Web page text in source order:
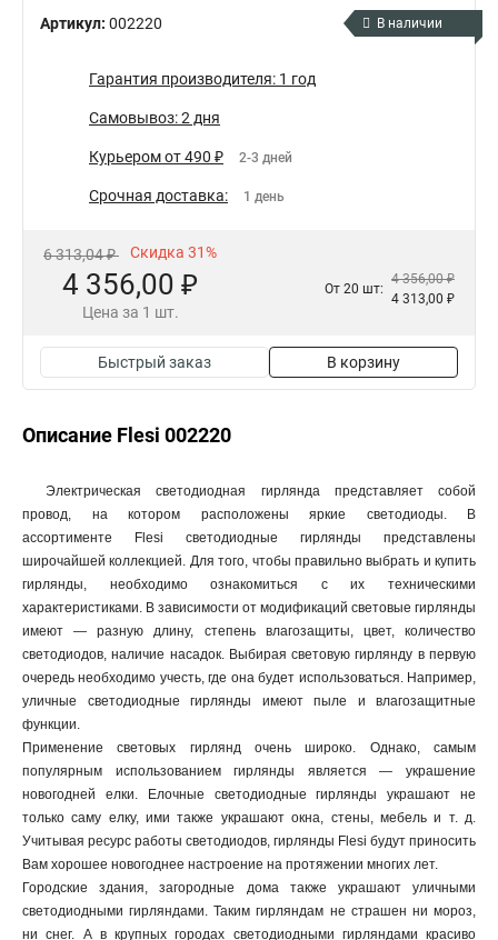
Артикул: 002220 В наличии
Гарантия производителя: 1 год
Самовывоз: 2 дня
Курьером от 490 ₽ 2-3 дней
Срочная доставка: 1 день
6 313,04 ₽ Скидка 31%
4 356,00 ₽
Цена за 1 шт.
От 20 шт:
4 356,00 ₽
4 313,00 ₽
Быстрый заказ В корзину
Описание Flesi 002220
Электрическая светодиодная гирлянда представляет собой
провод, на котором расположены яркие светодиоды. В
ассортименте Flesi светодиодные гирлянды представлены
широчайшей коллекцией. Для того, чтобы правильно выбрать и купить
гирлянды, необходимо ознакомиться с их техническими
характеристиками. В зависимости от модификаций световые гирлянды
имеют — разную длину, степень влагозащиты, цвет, количество
светодиодов, наличие насадок. Выбирая световую гирлянду в первую
очередь необходимо учесть, где она будет использоваться. Например,
уличные светодиодные гирлянды имеют пыле и влагозащитные
функции.
Применение световых гирлянд очень широко. Однако, самым
популярным использованием гирлянды является — украшение
новогодней елки. Елочные светодиодные гирлянды украшают не
только саму елку, ими также украшают окна, стены, мебель и т. д.
Учитывая ресурс работы светодиодов, гирлянды Flesi будут приносить
Вам хорошее новогоднее настроение на протяжении многих лет.
Городские здания, загородные дома также украшают уличными
светодиодными гирляндами. Таким гирляндам не страшен ни мороз,
ни снег. А в крупных городах светодиодными гирляндами красиво